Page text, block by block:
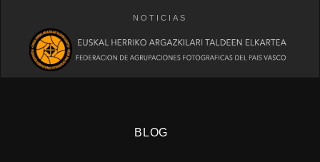
NOTICIAS
BLOG